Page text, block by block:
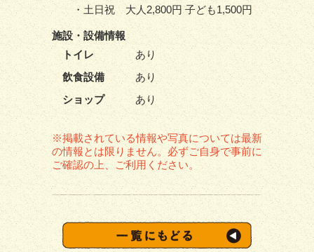
・土日祝 大人2,800円 子ども1,500円
施設・ 設備情報
トイレ
あり
飲食設備
あり
ショップ
あり
※掲載されている情報や写真については最新
の情報とは限りません。必ずご自身で事前に
ご確認の上、ご利用ください。